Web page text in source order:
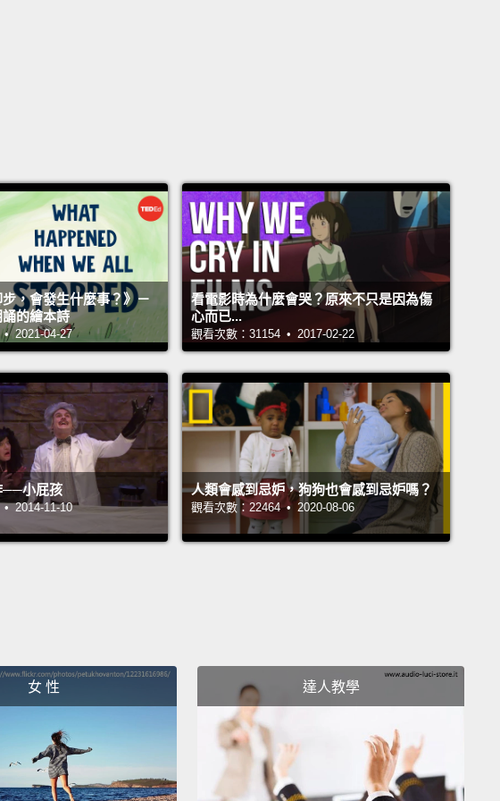
chimpanzees. I couldn't remember them if they had
numbers. Thanks for National Geographic, people got to
know the chimpanzees as individuals, which they were.
They had names, like David Greybeard, the first one to
lose his fear; Old Flo, that amazing matriarch. If they'd
been number 1, 10, 15, nobody would have had a clue,
人們說我為什麼要替黑猩猩取名字？我為什麼不會替他們取名
呢？我曾養過的每隻動物都有名字。我的天竺鼠有名字；我的
黃金鼠有名字；我養來變成蝴蝶的毛毛蟲們－－他們都有名
字。我當然會替黑猩猩取名字啊。如果他們只有號碼，我就無
法記住他們。感謝國家地理頻道，人們得以將黑猩猩當成獨一
無二的個體來認識，而他們的確是。他們有名字，像是灰鬍子
And I was told that you have to give them numbers
because you've got to be objective as a scientist, and you
mustn't empathize with your subject.
where science has gone wrong. To have this coldness,
this lack of empathy, has enabled some scientists to do
步，會發生什麼事？》－
的繪本詩
2021-04-27
看電影時為什麼會哭？原來不只是因為傷
心而已...
觀看次數：31154 • 2017-02-22
──小屁孩
2014-11-10
人類會感到忌妒，狗狗也會感到忌妒嗎？
觀看次數：22464 • 2020-08-06
女 性 達人教學